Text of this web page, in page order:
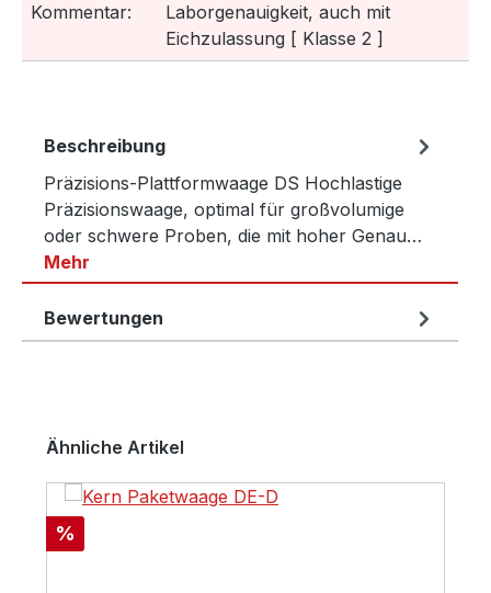
Kommentar:
Laborgenauigkeit, auch mit
Eichzulassung [ Klasse 2 ]
Beschreibung
Präzisions-Plattformwaage DS Hochlastige
Präzisionswaage, optimal für großvolumige
oder schwere Proben, die mit hoher Genau…
Mehr
Bewertungen
Produktgalerie überspringen
Ähnliche Artikel
Rabatt
%